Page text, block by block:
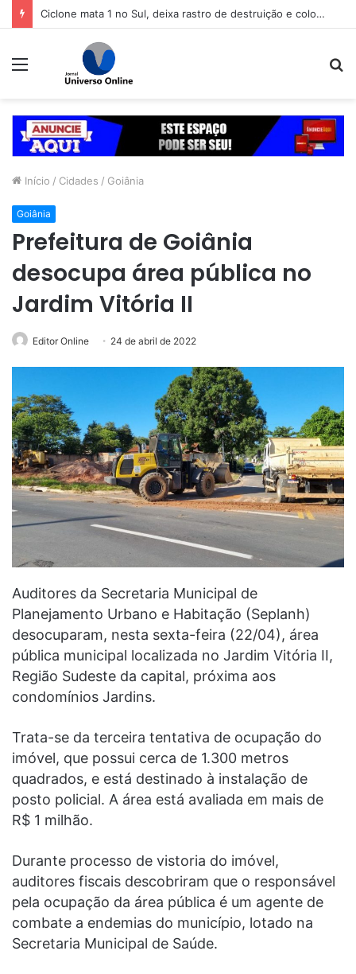
Ciclone mata 1 no Sul, deixa rastro de destruição e coloca 11 estados em alerta
Menu
Início / Cidades / Goiânia
Goiânia
Prefeitura de Goiânia
desocupa área pública no
Jardim Vitória II
Editor Online 24 de abril de 2022
Auditores da Secretaria Municipal de
Planejamento Urbano e Habitação (Seplanh)
desocuparam, nesta sexta-feira (22/04), área
pública municipal localizada no Jardim Vitória II,
Região Sudeste da capital, próxima aos
condomínios Jardins.
Trata-se da terceira tentativa de ocupação do
imóvel, que possui cerca de 1.300 metros
quadrados, e está destinado à instalação de
posto policial. A área está avaliada em mais de
R$ 1 milhão.
Durante processo de vistoria do imóvel,
auditores fiscais descobriram que o responsável
pela ocupação da área pública é um agente de
combate a endemias do município, lotado na
Secretaria Municipal de Saúde.